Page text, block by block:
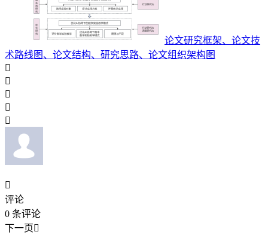
论文研究框架、论文技
术路线图、论文结构、研究思路、论文组织架构图






评论
0 条评论
下一页